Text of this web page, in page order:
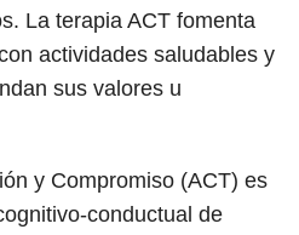
La terapia ACT fomenta
actividades saludables y
sus valores u
y Compromiso (ACT) es
conductual de